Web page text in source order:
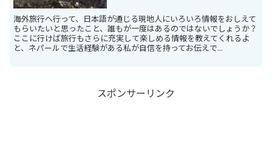
海外旅行へ行って、日本語が通じる現地人にいろいろ情報をおしえて
もらいたいと思ったこと、誰もが一度はあるのではないでしょうか？
ここに行けば旅行もさらに充実して楽しめる情報を教えてくれるよ
と、ネパールで生活経験がある私が自信を持ってお伝えで...
スポンサーリンク